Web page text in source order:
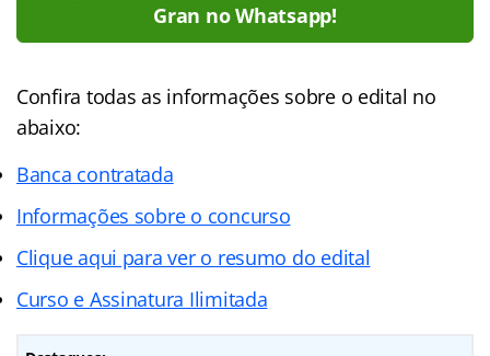
Gran no Whatsapp!
Confira todas as informações sobre o edital no
abaixo:
Banca contratada
Informações sobre o concurso
Clique aqui para ver o resumo do edital
Curso e Assinatura Ilimitada